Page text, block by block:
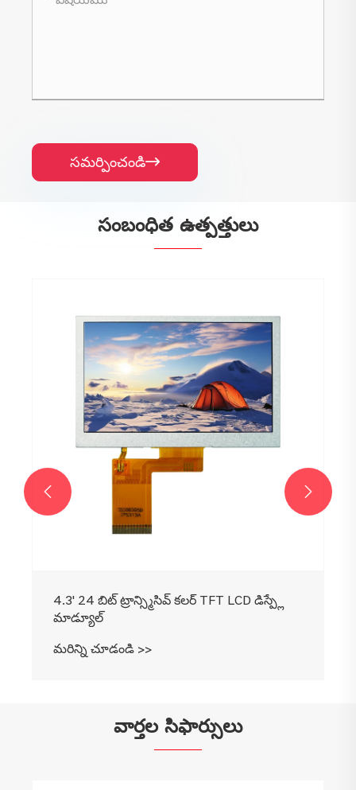
సమర్పించండి
సంబంధిత ఉత్పత్తులు
4.3' 24 బిట్ ట్రాన్స్మిసివ్ కలర్ TFT LCD డిస్ప్లే
మాడ్యూల్
మరిన్ని చూడండి >>
 
వార్తల సిఫార్సులు